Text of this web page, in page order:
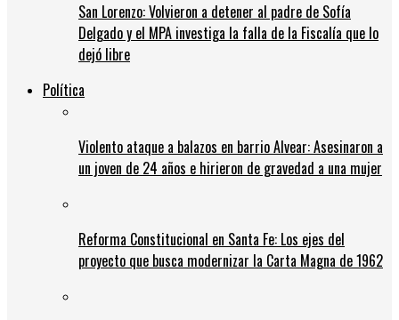
San Lorenzo: Volvieron a detener al padre de Sofía
Delgado y el MPA investiga la falla de la Fiscalía que lo
dejó libre
Política
Violento ataque a balazos en barrio Alvear: Asesinaron a
un joven de 24 años e hirieron de gravedad a una mujer
Reforma Constitucional en Santa Fe: Los ejes del
proyecto que busca modernizar la Carta Magna de 1962